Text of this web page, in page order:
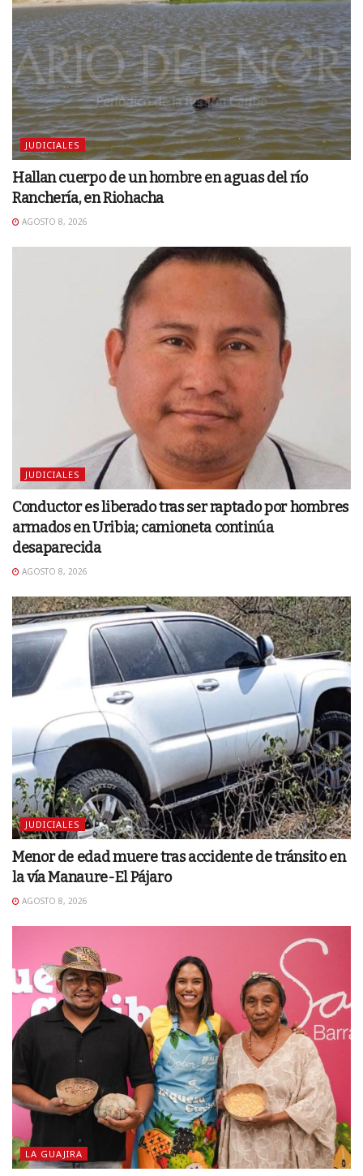
JUDICIALES
Hallan cuerpo de un hombre en aguas del río
Ranchería, en Riohacha
AGOSTO 8, 2026
JUDICIALES
Conductor es liberado tras ser raptado por hombres
armados en Uribia; camioneta continúa
desaparecida
AGOSTO 8, 2026
JUDICIALES
Menor de edad muere tras accidente de tránsito en
la vía Manaure-El Pájaro
AGOSTO 8, 2026
LA GUAJIRA